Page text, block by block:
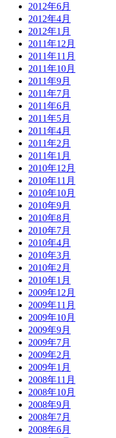
2012年6月
2012年4月
2012年1月
2011年12月
2011年11月
2011年10月
2011年9月
2011年7月
2011年6月
2011年5月
2011年4月
2011年2月
2011年1月
2010年12月
2010年11月
2010年10月
2010年9月
2010年8月
2010年7月
2010年4月
2010年3月
2010年2月
2010年1月
2009年12月
2009年11月
2009年10月
2009年9月
2009年7月
2009年2月
2009年1月
2008年11月
2008年10月
2008年9月
2008年7月
2008年6月